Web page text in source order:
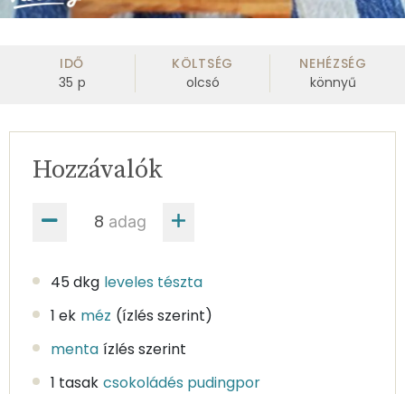
IDŐ
35 p
KÖLTSÉG
olcsó
NEHÉZSÉG
könnyű
adag
Hozzávalók
45 dkg leveles tészta
1 ek méz (ízlés szerint)
menta ízlés szerint
1 tasak csokoládés pudingpor